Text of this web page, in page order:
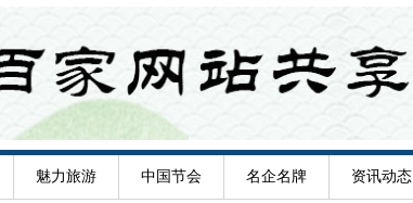
魅力旅游 中国节会 名企名牌 资讯动态